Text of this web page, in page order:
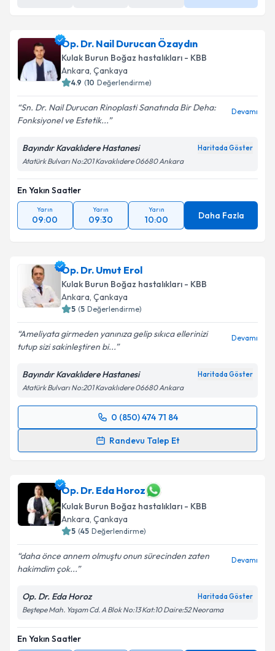
Op. Dr. Nail Durucan Özaydın
Kulak Burun Boğaz hastalıkları - KBB
Ankara, Çankaya
4.9 (10 Değerlendirme)
Sn. Dr. Nail Durucan Rinoplasti Sanatında Bir Deha:
Fonksiyonel ve Estetik...
Devamı
Bayındır Kavaklıdere Hastanesi Haritada Göster
Atatürk Bulvarı No:201 Kavaklıdere 06680 Ankara
En Yakın Saatler
Yarın
09:00
Yarın
09:30
Yarın
10:00 Daha Fazla
Op. Dr. Umut Erol
Kulak Burun Boğaz hastalıkları - KBB
Ankara, Çankaya
5 (5 Değerlendirme)
Ameliyata girmeden yanınıza gelip sıkıca ellerinizi
tutup sizi sakinleştiren bi...
Devamı
Bayındır Kavaklıdere Hastanesi Haritada Göster
Atatürk Bulvarı No:201 Kavaklıdere 06680 Ankara
0 (850) 474 71 84
Randevu Talep Et
Randevu Takvimi Talebi
takvim hazırlandığında e-posta ile bilgilendireceğiz.
E-posta Adresiniz
Kişisel verilerimin işlenmesine ilişkin
kapsamda işlenmesini kabul ediyorum.
Op. Dr. Eda Horoz
Kulak Burun Boğaz hastalıkları - KBB
Ankara, Çankaya
5 (45 Değerlendirme)
daha önce annem olmuştu onun sürecinden zaten
hakimdim çok...
Devamı
Op. Dr. Eda Horoz Haritada Göster
Beştepe Mah. Yaşam Cd. A Blok No:13 Kat:10 Daire:52 Neorama
En Yakın Saatler